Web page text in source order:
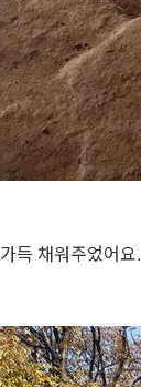
득 채워주었어요.